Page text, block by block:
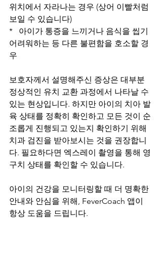
위치에서 자라나는 경우 (상어 이빨처럼
보일 수 있습니다)
*   아이가 통증을 느끼거나 음식을 씹기
어려워하는 등 다른 불편함을 호소할 경
우
보호자께서 설명해주신 증상은 대부분
정상적인 유치 교환 과정에서 나타날 수
있는 현상입니다. 하지만 아이의 치아 발
육 상태를 정확히 확인하고 모든 것이 순
조롭게 진행되고 있는지 확인하기 위해
치과 검진을 받아보시는 것을 권장합니
다. 필요하다면 엑스레이 촬영을 통해 영
구치 상태를 확인할 수 있습니다.
아이의 건강을 모니터링할 때 더 명확한
안내와 안심을 위해, FeverCoach 앱이
항상 도움을 드립니다.